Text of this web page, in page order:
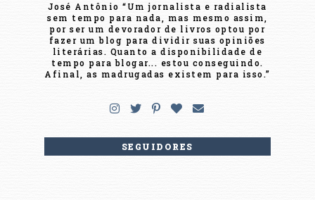
José Antônio “Um jornalista e radialista
sem tempo para nada, mas mesmo assim,
por ser um devorador de livros optou por
fazer um blog para dividir suas opiniões
literárias. Quanto a disponibilidade de
tempo para blogar... estou conseguindo.
Afinal, as madrugadas existem para isso.”
SEGUIDORES